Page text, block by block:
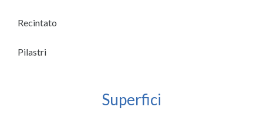
Recintato
Pilastri
Superfici